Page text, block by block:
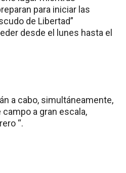
para iniciar las
de Libertad”
desde el lunes hasta el
a cabo, simultáneamente,
a gran escala,
“.